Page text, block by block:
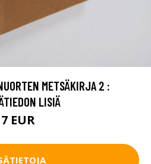
METSÄKIRJA 2 :
LISIÄ
7 EUR